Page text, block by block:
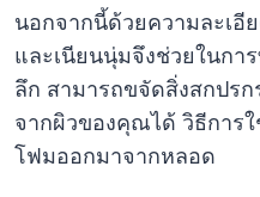
นอกจากนี้ด้วยความละเอี
และเนียนนุ่มจึงช่วยในกา
ลึก สามารถขจัดสิ่งสกปร
จากผิวของคุณได้ วิธีการ
โฟมออกมาจากหลอด